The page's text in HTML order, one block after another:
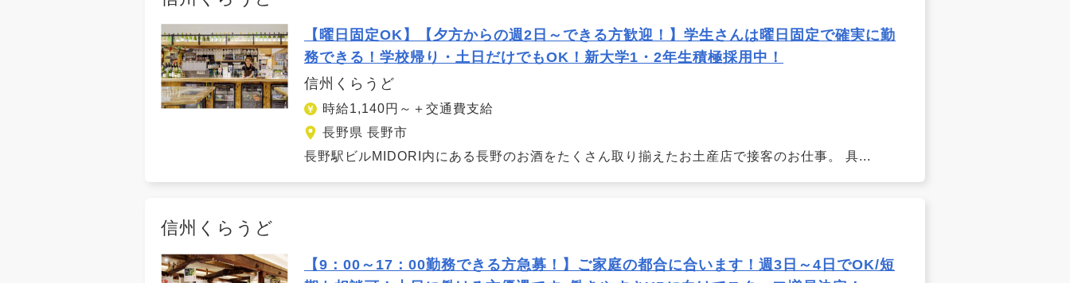
【曜日固定OK】【夕方からの週2日～できる方歓迎！】学生さんは曜日固定で確実に勤
務できる！学校帰り・土日だけでもOK！新大学1・2年生積極採用中！
信州くらうど
時給1,140円～＋交通費支給
長野県 長野市
長野駅ビルMIDORI内にある長野のお酒をたくさん取り揃えたお土産店で接客のお仕事。 具...
信州くらうど
【9：00～17：00勤務できる方急募！】ご家庭の都合に合います！週3日～4日でOK/短